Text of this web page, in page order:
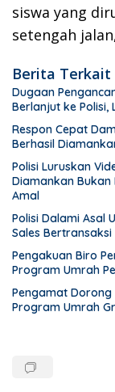
siswa yang
setengah
Berita Terkait
Dugaan
Berlanjut ke
Respon Cepat
Berhasil
Polisi Luruskan
Diamankan Bukan
Amal
Polisi Dalami Asal
Sales
Pengakuan Biro
Program Umrah
Pengamat
Program Umrah